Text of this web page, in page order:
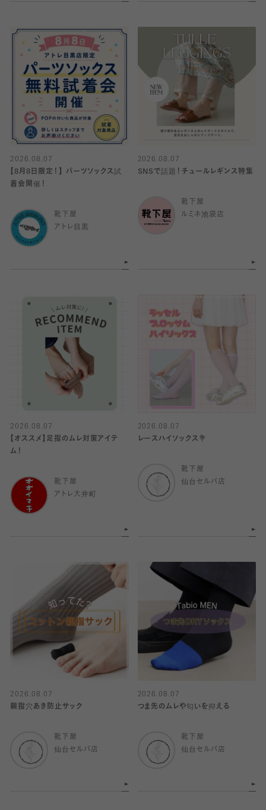
2026.08.07
【8月8日限定！】 パーツソックス試
着会開催！
靴下屋
アトレ目黒
2026.08.07
SNSで話題！チュールレギンス特集
靴下屋
ルミネ池袋店
2026.08.07
【オススメ】足指のムレ対策アイテ
ム！
靴下屋
アトレ大井町
2026.08.07
レースハイソックス💐
靴下屋
仙台セルバ店
2026.08.07
親指穴あき防止サック
靴下屋
仙台セルバ店
2026.08.07
つま先のムレや匂いを抑える
靴下屋
仙台セルバ店